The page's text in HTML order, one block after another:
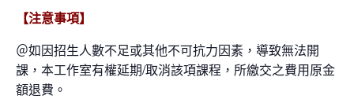
【注意事項】
＠如因招生人數不足或其他不可抗力因素，導致無法開
課，本工作室有權延期/取消該項課程，所繳交之費用原金
額退費。